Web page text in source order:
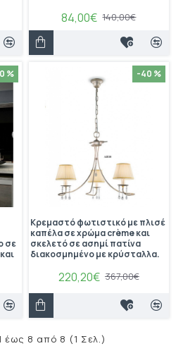
84,00€ 140,00€
%
σε
-40 %
Κρεμαστό φωτιστικό με πλισέ
καπέλα σε χρώμα crème και
σκελετό σε ασημί πατίνα
διακοσμημένο με κρύσταλλα.
220,20€ 367,00€
έως 8 από 8 (1 Σελ.)